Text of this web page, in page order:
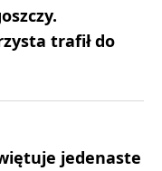
trafił do
jedenaste